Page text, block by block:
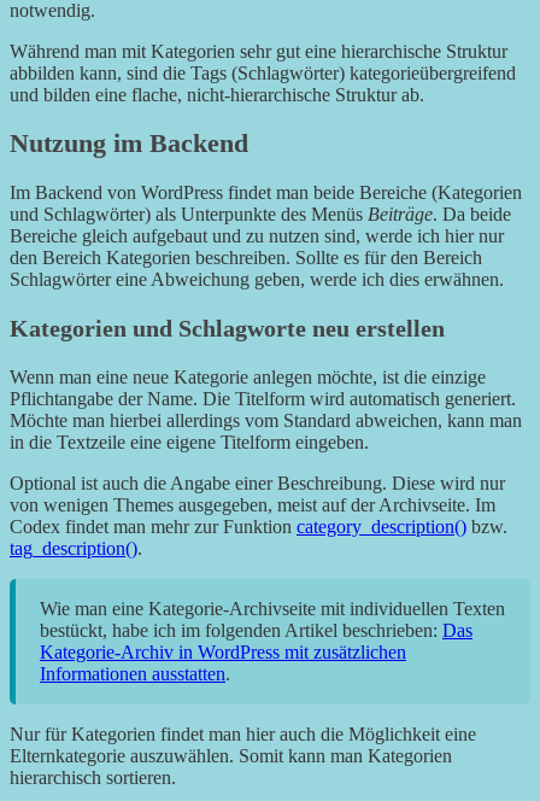
notwendig.
Während man mit Kategorien sehr gut eine hierarchische Struktur
abbilden kann, sind die Tags (Schlagwörter) kategorieübergreifend
und bilden eine flache, nicht-hierarchische Struktur ab.
Nutzung im Backend
Im Backend von WordPress findet man beide Bereiche (Kategorien
und Schlagwörter) als Unterpunkte des Menüs Beiträge. Da beide
Bereiche gleich aufgebaut und zu nutzen sind, werde ich hier nur
den Bereich Kategorien beschreiben. Sollte es für den Bereich
Schlagwörter eine Abweichung geben, werde ich dies erwähnen.
Kategorien und Schlagworte neu erstellen
Wenn man eine neue Kategorie anlegen möchte, ist die einzige
Pflichtangabe der Name. Die Titelform wird automatisch generiert.
Möchte man hierbei allerdings vom Standard abweichen, kann man
in die Textzeile eine eigene Titelform eingeben.
Optional ist auch die Angabe einer Beschreibung. Diese wird nur
von wenigen Themes ausgegeben, meist auf der Archivseite. Im
Codex findet man mehr zur Funktion category_description() bzw.
tag_description().
Wie man eine Kategorie-Archivseite mit individuellen Texten
bestückt, habe ich im folgenden Artikel beschrieben: Das
Kategorie-Archiv in WordPress mit zusätzlichen
Informationen ausstatten.
Nur für Kategorien findet man hier auch die Möglichkeit eine
Elternkategorie auszuwählen. Somit kann man Kategorien
hierarchisch sortieren.